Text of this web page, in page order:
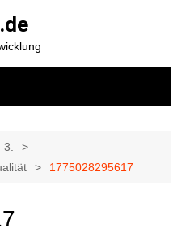
3.
1775028295617